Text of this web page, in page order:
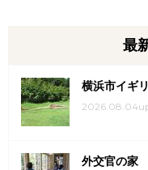
最
横浜市イギ
外交官の家